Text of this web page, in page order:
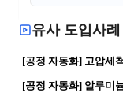
유사 도입사례
71 0
43 0
153 0